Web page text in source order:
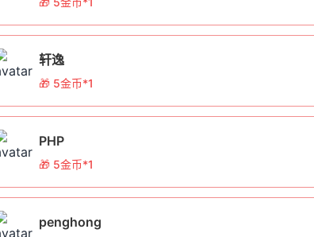
奖励等级与概率
奖 500金币
奖 100金币
轩逸
🎁 5金币*1
PHP
🎁 5金币*1
penghong